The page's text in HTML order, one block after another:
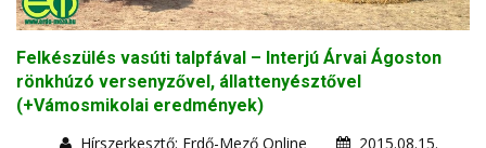
Felkészülés vasúti talpfával – Interjú Árvai Ágoston
rönkhúzó versenyzővel, állattenyésztővel
(+Vámosmikolai eredmények)
Hírszerkesztő: Erdő-Mező Online
2015.08.15.